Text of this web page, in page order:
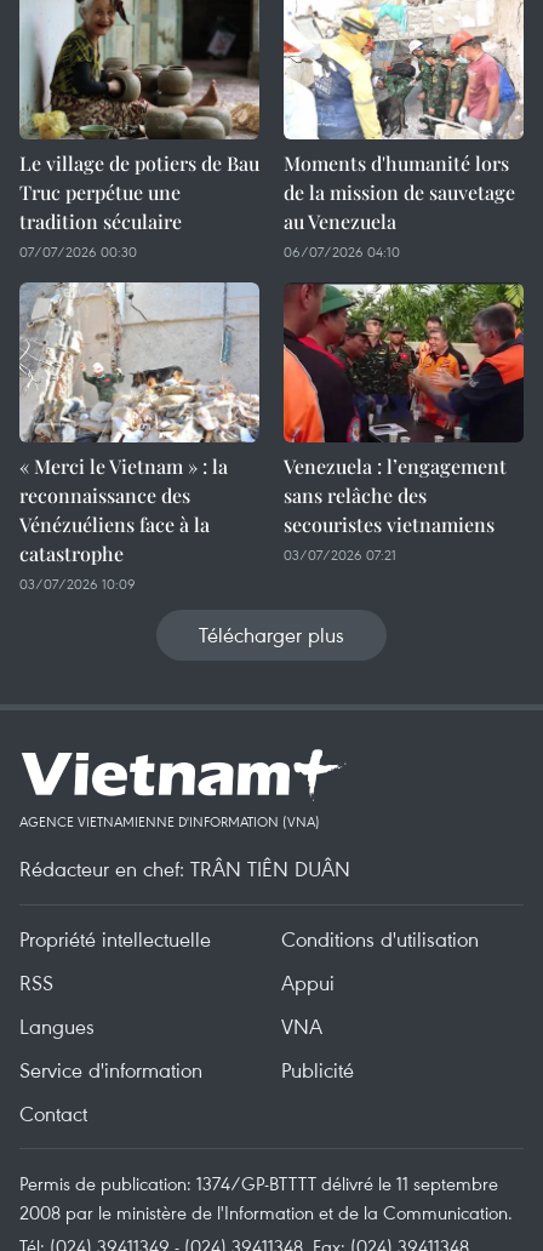
Le village de potiers de Bau
Truc perpétue une
tradition séculaire
07/07/2026 00:30
Moments d'humanité lors
de la mission de sauvetage
au Venezuela
06/07/2026 04:10
« Merci le Vietnam » : la
reconnaissance des
Vénézuéliens face à la
catastrophe
03/07/2026 10:09
Venezuela : l’engagement
sans relâche des
secouristes vietnamiens
03/07/2026 07:21
Télécharger plus
AGENCE VIETNAMIENNE D'INFORMATION (VNA)
Rédacteur en chef: TRÂN TIÊN DUÂN
Propriété intellectuelle
Conditions d'utilisation
RSS
Appui
Langues
VNA
Service d'information
Publicité
Contact
Permis de publication: 1374/GP-BTTTT délivré le 11 septembre
2008 par le ministère de l'Information et de la Communication.
Tél: (024) 39411349 - (024) 39411348, Fax: (024) 39411348